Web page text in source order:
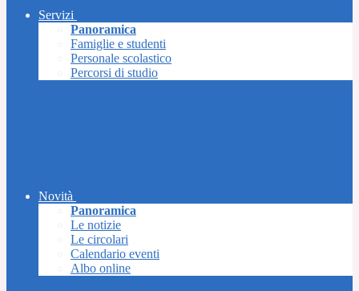
Servizi
Panoramica
Famiglie e studenti
Personale scolastico
Percorsi di studio
Novità
Panoramica
Le notizie
Le circolari
Calendario eventi
Albo online